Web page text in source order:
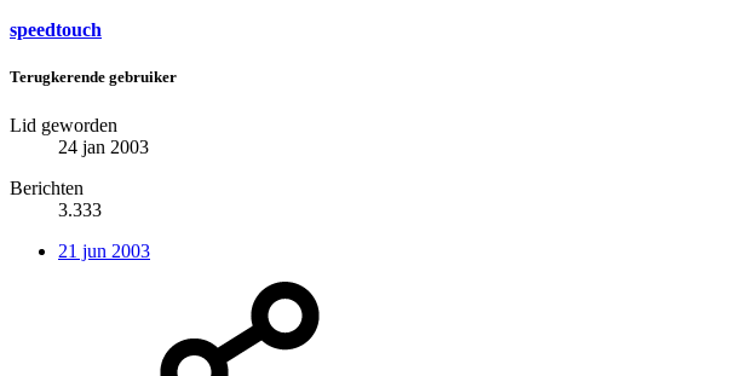
speedtouch
Terugkerende gebruiker
Lid geworden
24 jan 2003
Berichten
3.333
21 jun 2003